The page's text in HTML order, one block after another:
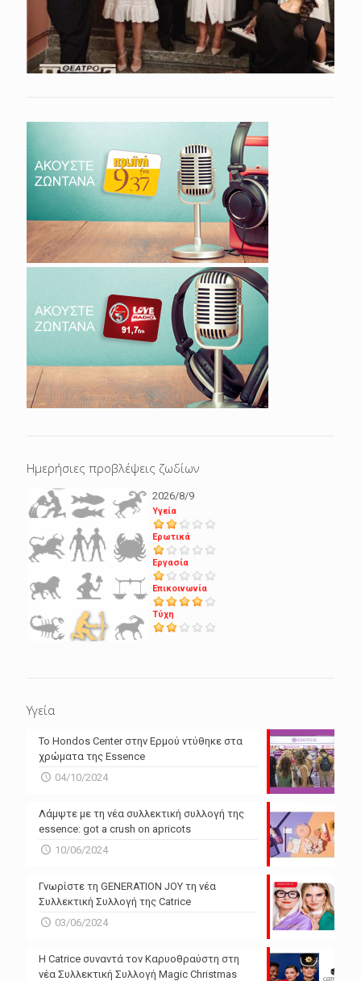
Ημερήσιες προβλέψεις ζωδίων
2026/8/9
Υγεία
Ερωτικά
Εργασία
Επικοινωνία
Τύχη
Υγεία
Το Hondos Center στην Ερμού ντύθηκε στα
χρώματα της Essence
04/10/2024
Λάμψτε με τη νέα συλλεκτική συλλογή της
essence: got a crush on apricots
10/06/2024
Γνωρίστε τη GENERATION JOY τη νέα
Συλλεκτική Συλλογή της Catrice
03/06/2024
Η Catrice συναντά τον Καρυοθραύστη στη
νέα Συλλεκτική Συλλογή Magic Christmas